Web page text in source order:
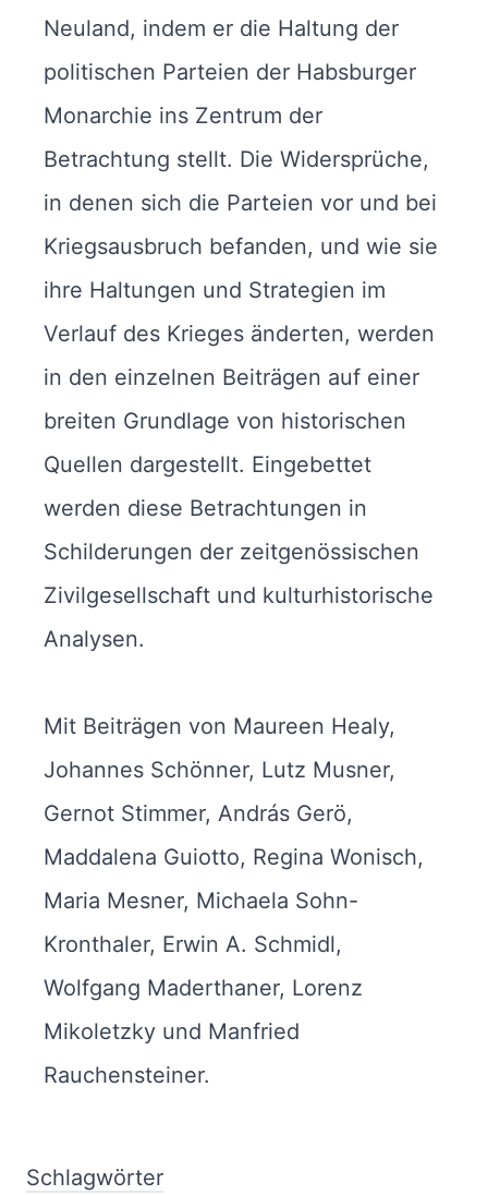
Neuland, indem er die Haltung der
politischen Parteien der Habsburger
Monarchie ins Zentrum der
Betrachtung stellt. Die Widersprüche,
in denen sich die Parteien vor und bei
Kriegsausbruch befanden, und wie sie
ihre Haltungen und Strategien im
Verlauf des Krieges änderten, werden
in den einzelnen Beiträgen auf einer
breiten Grundlage von historischen
Quellen dargestellt. Eingebettet
werden diese Betrachtungen in
Schilderungen der zeitgenössischen
Zivilgesellschaft und kulturhistorische
Analysen.
Mit Beiträgen von Maureen Healy,
Johannes Schönner, Lutz Musner,
Gernot Stimmer, András Gerö,
Maddalena Guiotto, Regina Wonisch,
Maria Mesner, Michaela Sohn-
Kronthaler, Erwin A. Schmidl,
Wolfgang Maderthaner, Lorenz
Mikoletzky und Manfried
Rauchensteiner.
Schlagwörter